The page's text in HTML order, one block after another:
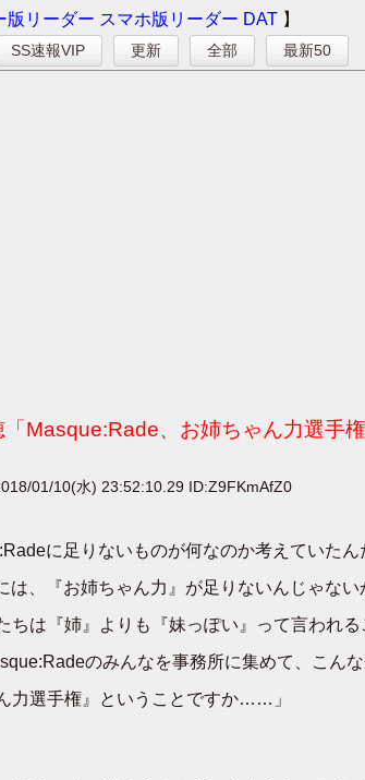
版リーダー スマホ版リーダー DAT 】
SS速報VIP 更新 全部 最新50
「Masque:Rade、お姉ちゃん力選手権
01/10(水) 23:52:10.29 ID:Z9FKmAfZ0
に足りないものが何なのか考えていた
は、『お姉ちゃん力』が足りないんじゃない
ちは『姉』よりも『妹っぽい』って言われる
のみんなを事務所に集めて、こん
力選手権』ということですか……」